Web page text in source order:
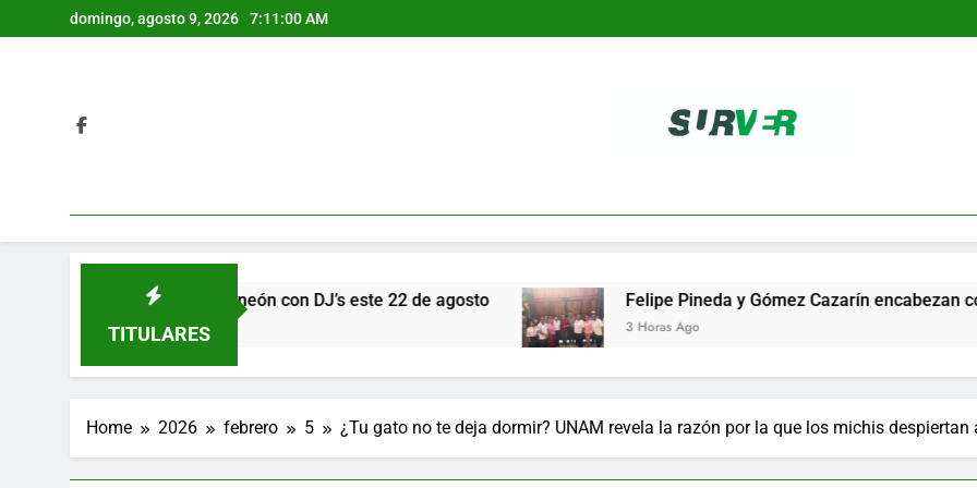
to
domingo, agosto 9, 2026 7:11:01 AM
SURVER
TITULARES
nocturna y neón con DJ’s este 22 de agosto Felipe Pineda y Gómez Cazarín encabezan conformación
3 Horas Ago
Home 2026 febrero 5 ¿Tu gato no te deja dormir? UNAM revela la razón por la que los michis despiertan